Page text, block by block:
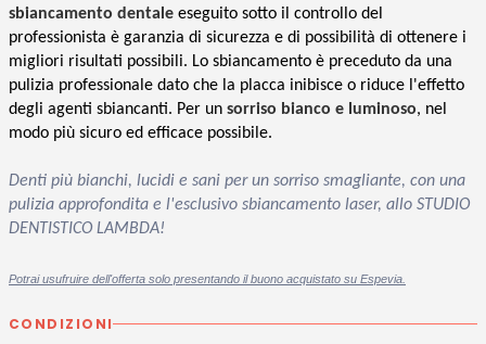
sbiancamento dentale eseguito sotto il controllo del
professionista è garanzia di sicurezza e di possibilità di ottenere i
migliori risultati possibili. Lo sbiancamento è preceduto da una
pulizia professionale dato che la placca inibisce o riduce l'effetto
degli agenti sbiancanti. Per un sorriso bianco e luminoso, nel
modo più sicuro ed efficace possibile.
Denti più bianchi, lucidi e sani per un sorriso smagliante, con una
pulizia approfondita e l'esclusivo sbiancamento laser, allo STUDIO
DENTISTICO LAMBDA!
Potrai usufruire dell'offerta solo presentando il buono acquistato su Espevia.
CONDIZIONI